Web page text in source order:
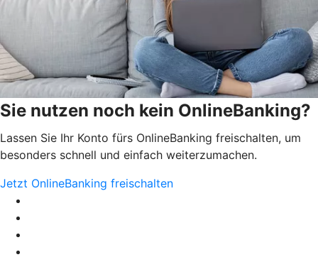
Sie nutzen noch kein OnlineBanking?
Lassen Sie Ihr Konto fürs OnlineBanking freischalten, um
besonders schnell und einfach weiterzumachen.
Jetzt OnlineBanking freischalten